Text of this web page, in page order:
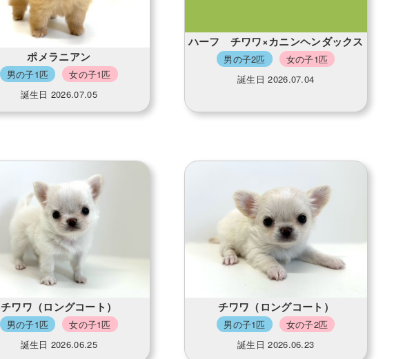
ポメラニアン
男の子1匹
女の子1匹
誕生日 2026.07.05
ハーフ チワワ×カニンヘンダックス
男の子2匹
女の子1匹
誕生日 2026.07.04
チワワ（ロングコート）
男の子1匹
女の子1匹
誕生日 2026.06.25
チワワ（ロングコート）
男の子1匹
女の子2匹
誕生日 2026.06.23